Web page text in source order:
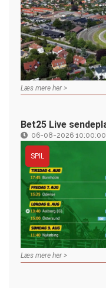
Læs mere her >
Bet25 Live
06-08-2026 10:00:00
SPIL
Læs mere her >